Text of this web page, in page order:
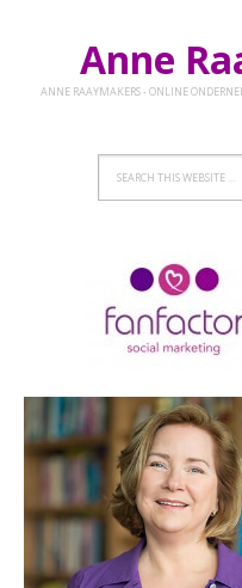
Anne
ANNE RAAYMAKERS - ONLINE